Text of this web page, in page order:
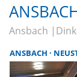
Ansbach
ANSBACH